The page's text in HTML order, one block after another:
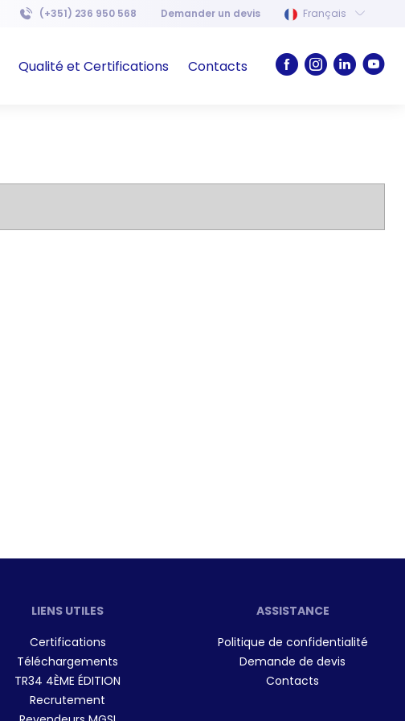
(+351) 236 950 568 Demander un devis Français
Qualité et Certifications Contacts
LIENS UTILES
Certifications
Téléchargements
TR34 4ÈME ÉDITION
Recrutement
ASSISTANCE
Politique de confidentialité
Demande de devis
Contacts